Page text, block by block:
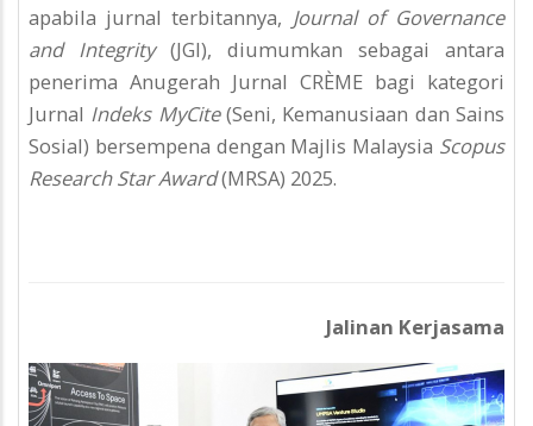
apabila jurnal terbitannya, Journal of Governance
and Integrity(JGI), diumumkan sebagai antara
penerima Anugerah Jurnal CRЀME bagi kategori
Jurnal Indeks MyCite(Seni, Kemanusiaan dan Sains
Sosial) bersempena dengan Majlis Malaysia Scopus
Research Star Award(MRSA) 2025.
Jalinan Kerjasama